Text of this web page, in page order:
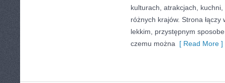
kulturach, atrakcjach,
różnych krajów. Strona
lekkim, przystępnym
czemu można [ Read More ]